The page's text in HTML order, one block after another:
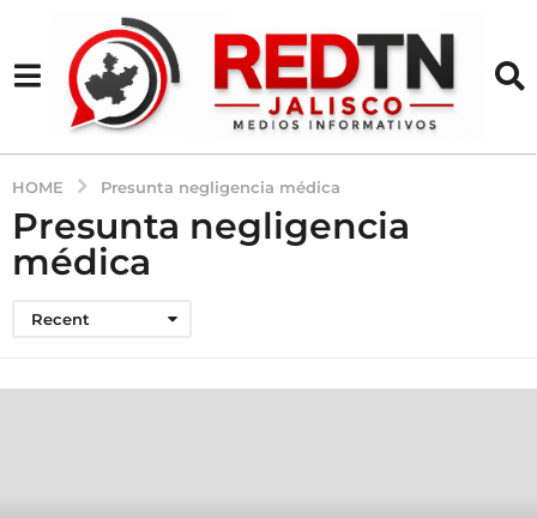
HOME Presunta negligencia médica
Presunta negligencia
médica
Recent